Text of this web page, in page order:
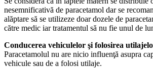
nesemnificativă de paracetamol dar se
alăptare să se utilizeze doar dozele de
către medic iar tratamentul să nu fie unul de
Conducerea vehiculelor şi folosirea
Paracetamolul nu are nicio influenţă asupra
vehicule sau de a folosi utilaje.